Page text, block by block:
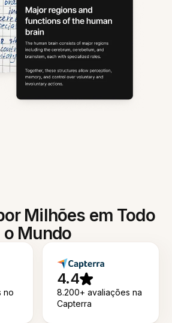
Milhões em Todo
o Mundo
no
4.4
8.200+ avaliações na
Capterra